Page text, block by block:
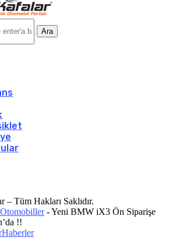
Ara
Tüm Hakları Saklıdır.
-Yeni BMW iX3 Ön Siparişe
!!
Haberler